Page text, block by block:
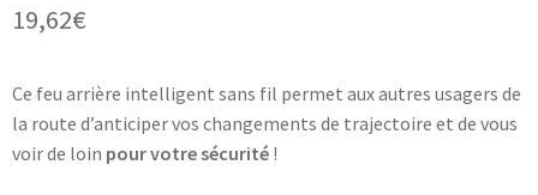
19,62€
Ce feu arrière intelligent sans fil permet aux autres usagers de
la route d’anticiper vos changements de trajectoire et de vous
voir de loin pour votre sécurité !